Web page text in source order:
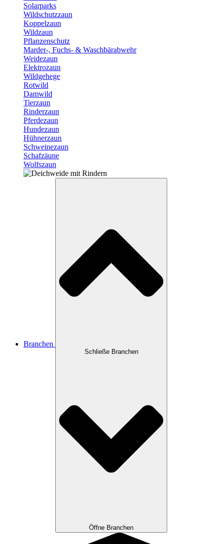
Solarparks
Wildschutzzaun
Koppelzaun
Wildzaun
Pflanzenschutz
Marder-, Fuchs- & Waschbärabwehr
Weidezaun
Elektrozaun
Wildgehege
Rotwild
Damwild
Tierzaun
Rinderzaun
Pferdezaun
Hundezaun
Hühnerzaun
Schweinezaun
Schafzäune
Wolfszaun
Branchen
Schließe Branchen
Öffne Branchen